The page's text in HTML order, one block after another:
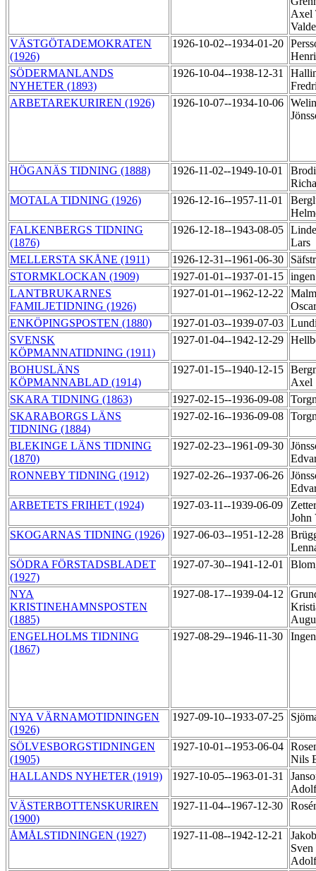
Axel
VÄSTGÖTADEMOKRATEN
(1926)
1926-10-02--1934-01-20
SÖDERMANLANDS
NYHETER (1893)
1926-10-04--1938-12-31
ARBETAREKURIREN (1926)
1926-10-07--1934-10-06
HÖGANÄS TIDNING (1888) 1926-11-02--1949-10-01
MOTALA TIDNING (1926)
1926-12-16--1957-11-01
FALKENBERGS TIDNING
(1876)
1926-12-18--1943-08-05
Lars
MELLERSTA SKÅNE (1911)
1926-12-31--1961-06-30
STORMKLOCKAN (1909)
1927-01-01--1937-01-15
LANTBRUKARNES
FAMILJETIDNING (1926)
1927-01-01--1962-12-22
ENKÖPINGSPOSTEN (1880)
1927-01-03--1939-07-03
SVENSK
KÖPMANNATIDNING (1911)
1927-01-04--1942-12-29
BOHUSLÄNS
KÖPMANNABLAD (1914)
1927-01-15--1940-12-15
Axel
SKARA TIDNING (1863)
1927-02-15--1936-09-08
SKARABORGS LÄNS
TIDNING (1884)
1927-02-16--1936-09-08
BLEKINGE LÄNS TIDNING
(1870)
1927-02-23--1961-09-30
RONNEBY TIDNING (1912)
1927-02-26--1937-06-26
ARBETETS FRIHET (1924)
1927-03-11--1939-06-09
SKOGARNAS TIDNING (1926)
1927-06-03--1951-12-28
SÖDRA FÖRSTADSBLADET
(1927)
1927-07-30--1941-12-01
NYA
KRISTINEHAMNSPOSTEN
(1885)
1927-08-17--1939-04-12
ENGELHOLMS TIDNING
(1867)
1927-08-29--1946-11-30
NYA VÄRNAMOTIDNINGEN
(1926)
1927-09-10--1933-07-25
SÖLVESBORGSTIDNINGEN
(1905)
1927-10-01--1953-06-04
Nils
HALLANDS NYHETER (1919)
1927-10-05--1963-01-31
VÄSTERBOTTENSKURIREN
(1900)
1927-11-04--1967-12-30
ÅMÅLSTIDNINGEN (1927) 1927-11-08--1942-12-21